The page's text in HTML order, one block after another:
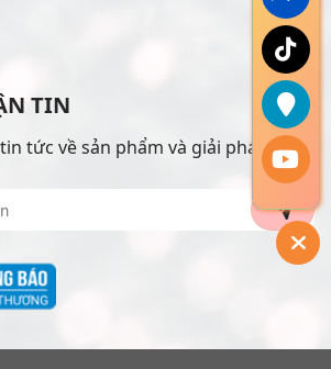
TIN
tức về sản phẩm và giải pháp mới